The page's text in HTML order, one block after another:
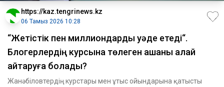
https://kaz.tengrinews.kz
06 Тамыз 2026 10:28
“Жетістік пен миллиондарды уәде етеді“.
Блогерлердің курсына төлеген ақшаны қалай
қайтаруға болады?
Жанәбіловтердің курстары мен ұтыс ойындарына қатысты